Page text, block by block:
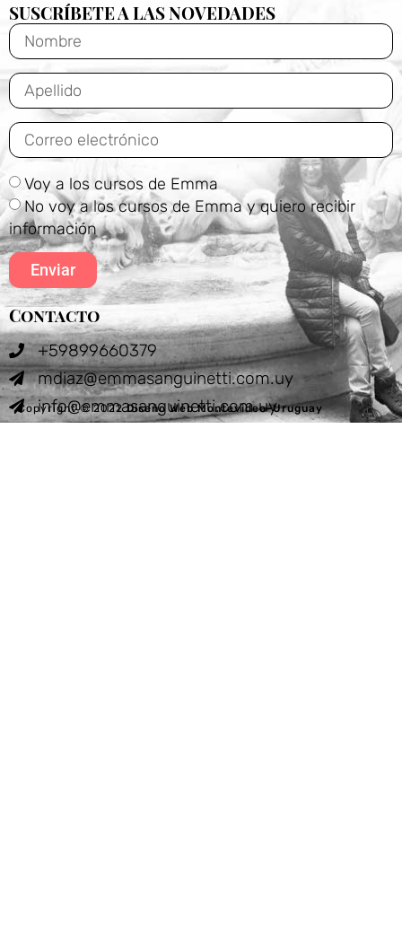
SUSCRÍBETE A LAS NOVEDADES
Voy a los cursos de Emma
No voy a los cursos de Emma y quiero recibir
información
Enviar
Contacto
+59899660379
mdiaz@emmasanguinetti.com.uy
info@emmasanguinetti.com.uy
Copyright © 2022Diseño Web Montevideo-Uruguay